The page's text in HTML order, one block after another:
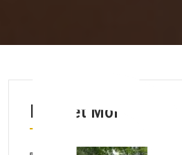
Bài Viết Mới